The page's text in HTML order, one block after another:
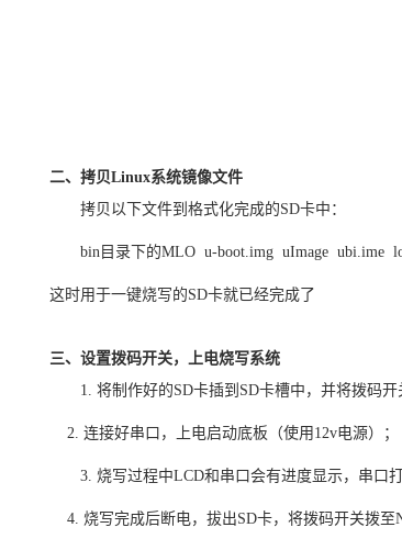
二、拷贝Linux系统镜像文件
拷贝以下文件到格式化完成的SD卡中：
bin目录下的MLO u-boot.img uImage ubi.ime
这时用于一键烧写的SD卡就已经完成了
三、设置拨码开关，上电烧写系统
1. 将制作好的SD卡插到SD卡槽中，并将拨码开
2. 连接好串口，上电启动底板（使用12v电源）；
3. 烧写过程中LCD和串口会有进度显示，串口打
4. 烧写完成后断电，拔出SD卡，将拨码开关拨至